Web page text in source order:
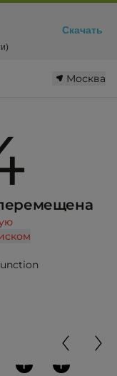
Москва
+ +
Скачать